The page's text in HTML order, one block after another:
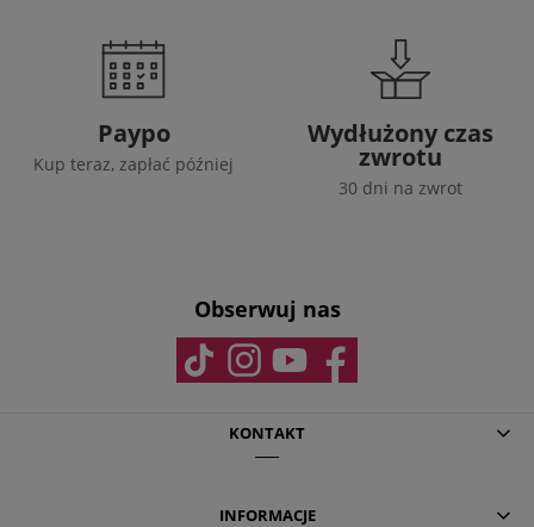
Paypo
Kup teraz, zapłać później
Wydłużony czas
zwrotu
30 dni na zwrot
Obserwuj nas
KONTAKT
INFORMACJE